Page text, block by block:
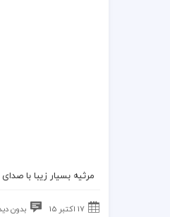
مرثیه بسیار زیبا با صدای
17 اکتبر 15 بدون